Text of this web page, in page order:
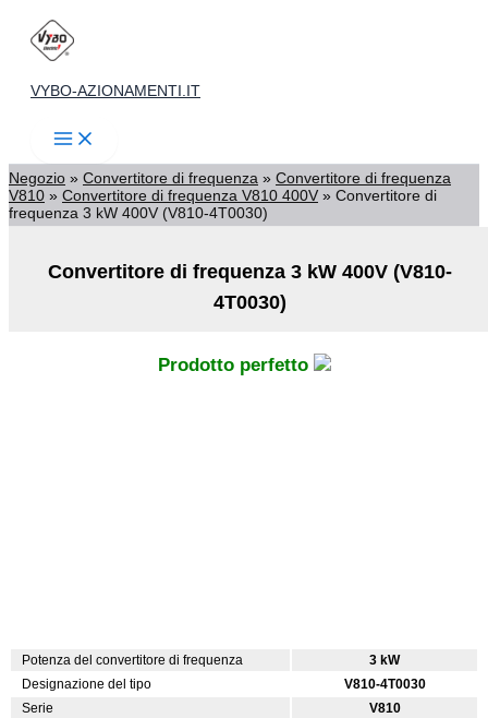
contenuto
VYBO-AZIONAMENTI.IT
Negozio » Convertitore di frequenza » Convertitore di frequenza
V810 » Convertitore di frequenza V810 400V » Convertitore di
frequenza 3 kW 400V (V810-4T0030)
Convertitore di frequenza 3 kW 400V (V810-
4T0030)
Prodotto perfetto
Potenza del convertitore di frequenza
3 kW
Designazione del tipo
V810-4T0030
Serie
V810